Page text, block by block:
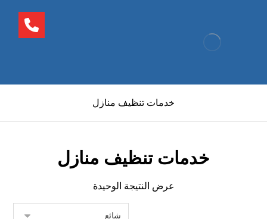
خدمات تنظيف منازل
خدمات تنظيف منازل
عرض النتيجة الوحيدة